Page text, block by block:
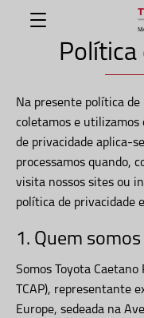
Saltar para o conteúdo
Equipamentos
Notícias
Manual de
Política
Na presente política
coletamos e utilizamos
de privacidade aplica-
processamos quando,
visita nossos sites ou
política de privacidade
1. Quem somos
Somos Toyota
TCAP), representante
Europe, sedeada na